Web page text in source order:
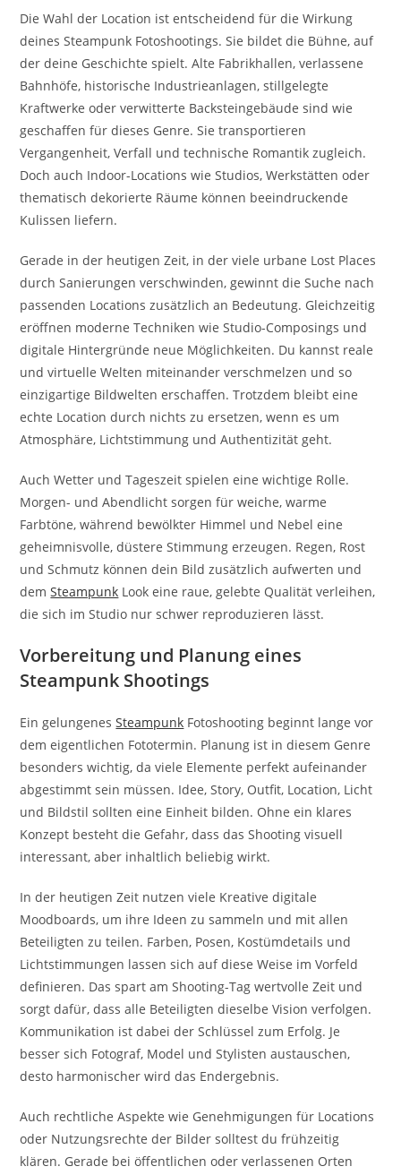
Die Wahl der Location ist entscheidend für die Wirkung
deines Steampunk Fotoshootings. Sie bildet die Bühne, auf
der deine Geschichte spielt. Alte Fabrikhallen, verlassene
Bahnhöfe, historische Industrieanlagen, stillgelegte
Kraftwerke oder verwitterte Backsteingebäude sind wie
geschaffen für dieses Genre. Sie transportieren
Vergangenheit, Verfall und technische Romantik zugleich.
Doch auch Indoor-Locations wie Studios, Werkstätten oder
thematisch dekorierte Räume können beeindruckende
Kulissen liefern.
Gerade in der heutigen Zeit, in der viele urbane Lost Places
durch Sanierungen verschwinden, gewinnt die Suche nach
passenden Locations zusätzlich an Bedeutung. Gleichzeitig
eröffnen moderne Techniken wie Studio-Composings und
digitale Hintergründe neue Möglichkeiten. Du kannst reale
und virtuelle Welten miteinander verschmelzen und so
einzigartige Bildwelten erschaffen. Trotzdem bleibt eine
echte Location durch nichts zu ersetzen, wenn es um
Atmosphäre, Lichtstimmung und Authentizität geht.
Auch Wetter und Tageszeit spielen eine wichtige Rolle.
Morgen- und Abendlicht sorgen für weiche, warme
Farbtöne, während bewölkter Himmel und Nebel eine
geheimnisvolle, düstere Stimmung erzeugen. Regen, Rost
und Schmutz können dein Bild zusätzlich aufwerten und
demSteampunk Look eine raue, gelebte Qualität verleihen,
die sich im Studio nur schwer reproduzieren lässt.
Vorbereitung und Planung eines
Steampunk Shootings
Ein gelungenesSteampunk Fotoshooting beginnt lange vor
dem eigentlichen Fototermin. Planung ist in diesem Genre
besonders wichtig, da viele Elemente perfekt aufeinander
abgestimmt sein müssen. Idee, Story, Outfit, Location, Licht
und Bildstil sollten eine Einheit bilden. Ohne ein klares
Konzept besteht die Gefahr, dass das Shooting visuell
interessant, aber inhaltlich beliebig wirkt.
In der heutigen Zeit nutzen viele Kreative digitale
Moodboards, um ihre Ideen zu sammeln und mit allen
Beteiligten zu teilen. Farben, Posen, Kostümdetails und
Lichtstimmungen lassen sich auf diese Weise im Vorfeld
definieren. Das spart am Shooting-Tag wertvolle Zeit und
sorgt dafür, dass alle Beteiligten dieselbe Vision verfolgen.
Kommunikation ist dabei der Schlüssel zum Erfolg. Je
besser sich Fotograf, Model und Stylisten austauschen,
desto harmonischer wird das Endergebnis.
Auch rechtliche Aspekte wie Genehmigungen für Locations
oder Nutzungsrechte der Bilder solltest du frühzeitig
klären. Gerade bei öffentlichen oder verlassenen Orten